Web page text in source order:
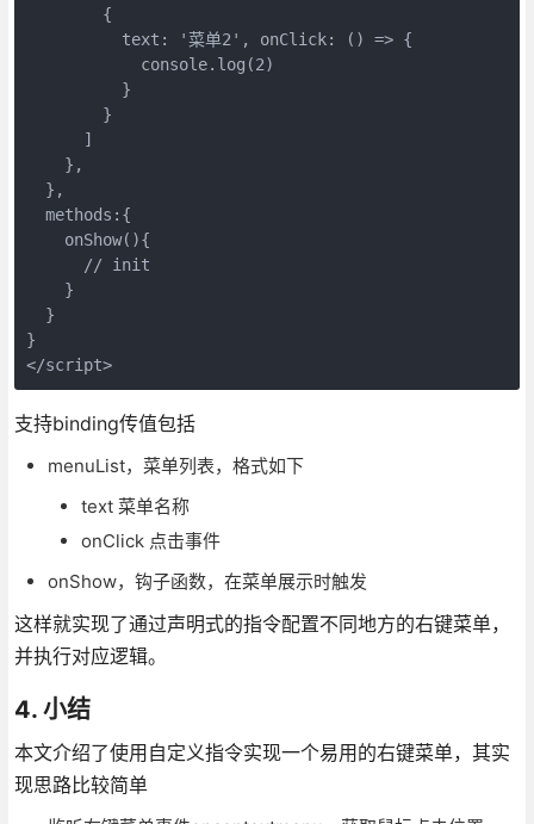
        {
          text: '菜单2', onClick: () => {
            console.log(2)
          }
        }
      ]
    },
  },
  methods:{
    onShow(){
      // init
    }
  }
}
</script>
支持binding传值包括
menuList，菜单列表，格式如下
text 菜单名称
onClick 点击事件
onShow，钩子函数，在菜单展示时触发
这样就实现了通过声明式的指令配置不同地方的右键菜单，
并执行对应逻辑。
4. 小结
本文介绍了使用自定义指令实现一个易用的右键菜单，其实
现思路比较简单